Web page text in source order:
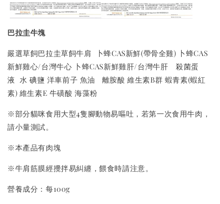
美國有機貓草毛線老鼠
NT$ 300 TWD
NT$ 350 TWD
- +
巴拉圭牛塊
嚴選草飼巴拉圭草飼牛肩 卜蜂CAS新鮮(帶骨全雞) 卜蜂CAS
新鮮雞心/台灣牛心 卜蜂CAS新鮮雞肝/台灣牛肝 殺菌蛋
液 水 碘鹽 洋車前子 魚油 離胺酸 維生素B群 蝦青素(蝦紅
素) 維生素E 牛磺酸 海藻粉
※部分貓咪食用大型4隻腳動物易嘔吐，若第一次食用牛肉，
請小量測試。
※本產品有肉塊
※牛肩筋膜經攪拌易糾纏，餵食時請注意。
營養成分：每100g